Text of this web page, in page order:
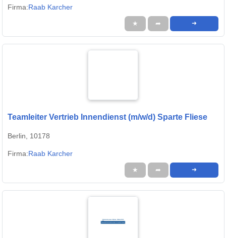
Firma:Raab Karcher
★ ➦ ➜
Teamleiter Vertrieb Innendienst (m/w/d) Sparte Fliese
Berlin, 10178
Firma:Raab Karcher
★ ➦ ➜